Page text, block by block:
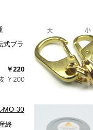
式ブラ
￥220
￥200
MO-30
終